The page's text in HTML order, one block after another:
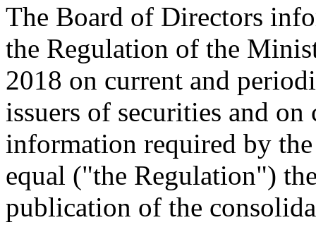
The Board of Directors
the Regulation of the
2018 on current and
issuers of securities and
information required by
equal ("the Regulation")
publication of the